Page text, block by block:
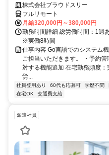
株式会社プラウドスリー
フルリモート
月給320,000円～380,000円
勤務時間詳細 総労働時間：1週
※実働8時間
仕事内容 Go言語でのシステム
ご担当いただきます。 ・予約
対する機能追加 在宅勤務頻度
労...
社員登用あり 60代も応募可 学歴不問
在宅OK
交通費支給
派遣社員